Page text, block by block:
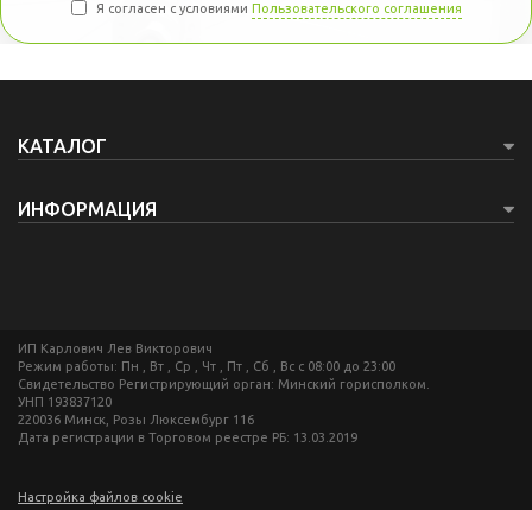
Я согласен с условиями Пользовательского соглашения
КАТАЛОГ
ИНФОРМАЦИЯ
ИП Карлович Лев Викторович
Режим работы: Пн , Вт , Ср , Чт , Пт , Сб , Вс c 08:00 до 23:00
Свидетельство Регистрирующий орган: Минский горисполком.
УНП 193837120
220036 Минск, Розы Люксембург 116
Дата регистрации в Торговом реестре РБ: 13.03.2019
Настройка файлов cookie